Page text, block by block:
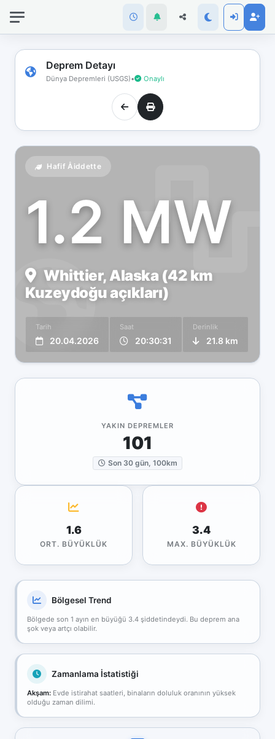
Deprem Detayı
Dünya Depremleri (USGS)• Onaylı
Hafif Åiddette
1.2 MW
Whittier, Alaska (42 km
Kuzeydoğu açıkları)
Tarih
20.04.2026
Saat
20:30:31
Derinlik
21.8 km
YAKIN DEPREMLER
101
Son 30 gün, 100km
1.6
ORT. BÜYÜKLÜK
3.4
MAX. BÜYÜKLÜK
Bölgesel Trend
Bölgede son 1 ayın en büyüğü 3.4 şiddetindeydi. Bu deprem ana
şok veya artçı olabilir.
Zamanlama İstatistiği
Akşam: Evde istirahat saatleri, binaların doluluk oranının yüksek
olduğu zaman dilimi.
bağlantınız
koptu!
Çevrimdışı
moddasınız.